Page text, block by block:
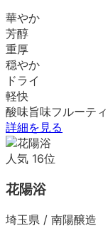
華やか
芳醇
重厚
穏やか
ドライ
軽快
酸味旨味フルーティ
詳細を見る
人気 16位
花陽浴
埼玉県 / 南陽醸造